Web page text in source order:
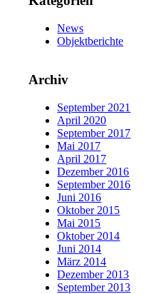
News
Objektberichte
Archiv
September 2021
April 2020
September 2017
Mai 2017
April 2017
Dezember 2016
September 2016
Juni 2016
Oktober 2015
Mai 2015
Oktober 2014
Juni 2014
März 2014
Dezember 2013
September 2013